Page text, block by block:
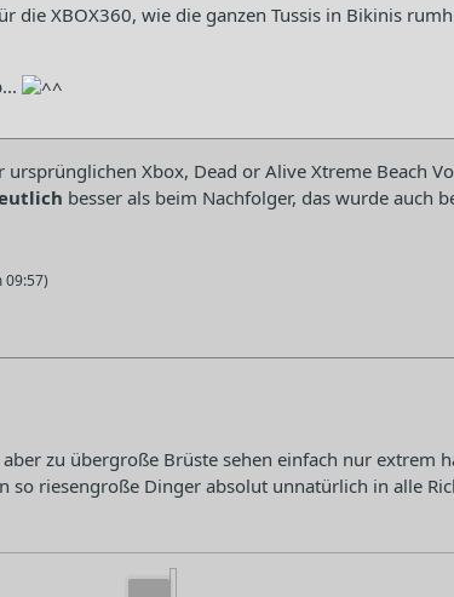
die XBOX360, wie die ganzen Tussis in Bikinis
Xbox, Dead or Alive Xtreme Beach
besser als beim Nachfolger, das wurde auch
09:57)
zu übergroße Brüste sehen einfach nur extrem
so riesengroße Dinger absolut unnatürlich in alle